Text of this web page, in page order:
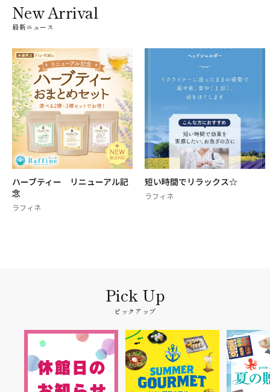
New Arrival
最新ニュース
短い時間でリラックス☆
ラフィネ
定番コース
ラフィネ
ピックアップ